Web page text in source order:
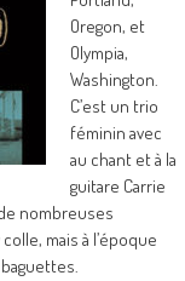
Oregon, et
Olympia,
Washington.
C’est un trio
féminin avec
au chant et à la
guitare Carrie
nombreuses
mais à l’époque
baguettes.